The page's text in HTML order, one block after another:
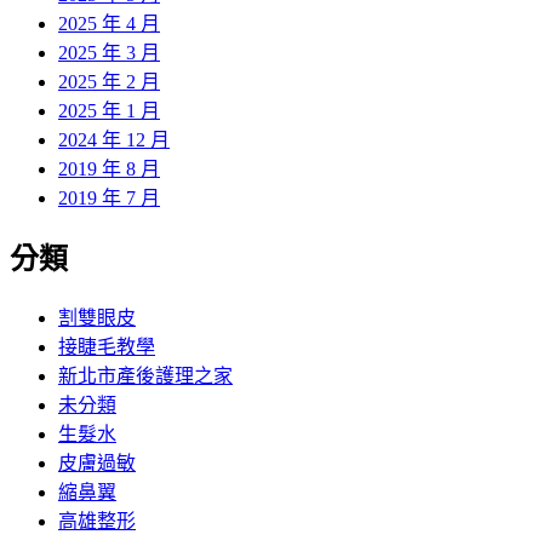
2025 年 4 月
2025 年 3 月
2025 年 2 月
2025 年 1 月
2024 年 12 月
2019 年 8 月
2019 年 7 月
分類
割雙眼皮
接睫毛教學
新北市產後護理之家
未分類
生髮水
皮膚過敏
縮鼻翼
高雄整形